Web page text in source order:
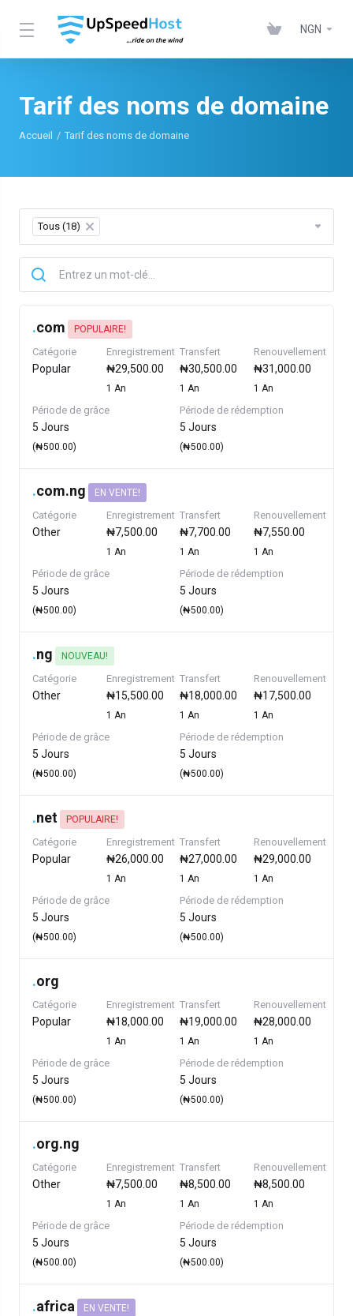
NGN
Tarif des noms de domaine
Accueil Tarif des noms de domaine
Tous (18) ×
.com POPULAIRE!
Catégorie
Popular
Enregistrement
₦29,500.00
1 An
Transfert
₦30,500.00
1 An
Renouvellement
₦31,000.00
1 An
Période de grâce
5 Jours
(₦500.00)
Période de rédemption
5 Jours
(₦500.00)
.com.ng EN VENTE!
Catégorie
Other
Enregistrement
₦7,500.00
1 An
Transfert
₦7,700.00
1 An
Renouvellement
₦7,550.00
1 An
Période de grâce
5 Jours
(₦500.00)
Période de rédemption
5 Jours
(₦500.00)
.ng NOUVEAU!
Catégorie
Other
Enregistrement
₦15,500.00
1 An
Transfert
₦18,000.00
1 An
Renouvellement
₦17,500.00
1 An
Période de grâce
5 Jours
(₦500.00)
Période de rédemption
5 Jours
(₦500.00)
.net POPULAIRE!
Catégorie
Popular
Enregistrement
₦26,000.00
1 An
Transfert
₦27,000.00
1 An
Renouvellement
₦29,000.00
1 An
Période de grâce
5 Jours
(₦500.00)
Période de rédemption
5 Jours
(₦500.00)
.org
Catégorie
Popular
Enregistrement
₦18,000.00
1 An
Transfert
₦19,000.00
1 An
Renouvellement
₦28,000.00
1 An
Période de grâce
5 Jours
(₦500.00)
Période de rédemption
5 Jours
(₦500.00)
.org.ng
Catégorie
Other
Enregistrement
₦7,500.00
1 An
Transfert
₦8,500.00
1 An
Renouvellement
₦8,500.00
1 An
Période de grâce
5 Jours
(₦500.00)
Période de rédemption
5 Jours
(₦500.00)
.africa EN VENTE!